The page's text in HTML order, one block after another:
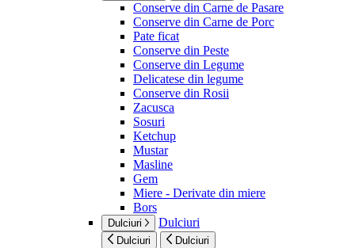
Conserve din Carne de Pasare
Conserve din Carne de Porc
Pate ficat
Conserve din Peste
Conserve din Legume
Delicatese din legume
Conserve din Rosii
Zacusca
Sosuri
Ketchup
Mustar
Masline
Gem
Miere - Derivate din miere
Bors
Dulciuri Dulciuri
Dulciuri Dulciuri